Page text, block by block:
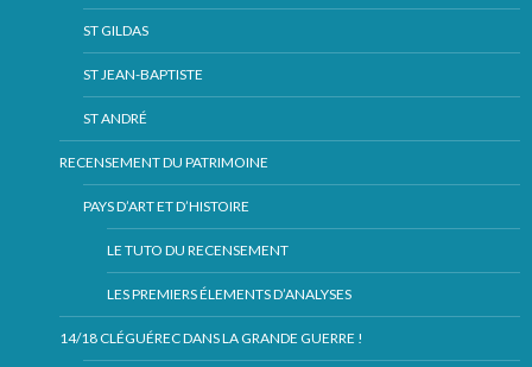
ST GILDAS
ST JEAN-BAPTISTE
ST ANDRÉ
RECENSEMENT DU PATRIMOINE
PAYS D’ART ET D’HISTOIRE
LE TUTO DU RECENSEMENT
LES PREMIERS ÉLEMENTS D’ANALYSES
14/18 CLÉGUÉREC DANS LA GRANDE GUERRE !